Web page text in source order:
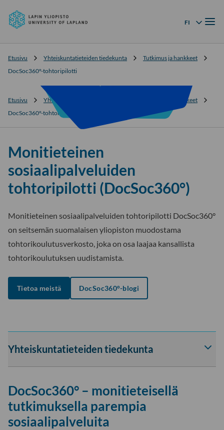
Siirry
suoraan
yliopisto
FI
Kielivalikko
Etusivu Yhteiskuntatieteiden tiedekunta
Tutkimus ja hankkeet
DocSoc360°-tohtoripilotti
Etusivu Yhteiskuntatieteiden tiedekunta
Tutkimus ja hankkeet
DocSoc360°-tohtoripilotti
Monitieteinen
sosiaalipalveluiden
tohtoripilotti (DocSoc360°)
Monitieteinen sosiaalipalveluiden tohtoripilotti DocSoc360°
on seitsemän suomalaisen yliopiston muodostama
tohtorikoulutusverkosto, joka on osa laajaa kansallista
tohtorikoulutuksen uudistamista.
Tietoa meistä DocSoc360°-blogi
Yhteiskuntatieteiden tiedekunta
tai
DocSoc360° – monitieteisellä
tutkimuksella parempia
sosiaalipalveluita